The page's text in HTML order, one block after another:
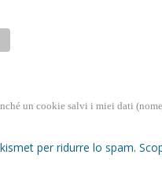
un cookie salvi i miei dati
per ridurre lo spam.